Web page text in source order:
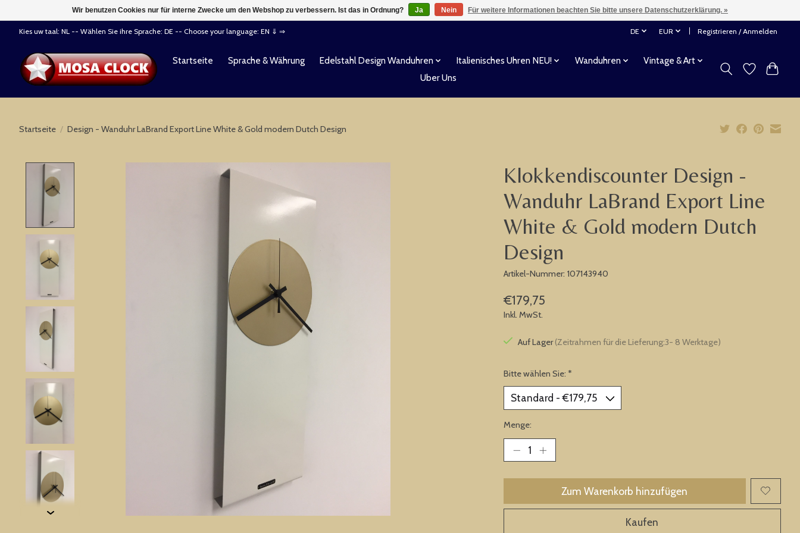
Kies uw taal: NL -- Wählen Sie ihre Sprache: DE -- Choose your language: EN ⇓ ⇒ DE EUR Registrieren / Anmelden
Startseite Sprache & Währung Edelstahl Design Wanduhren Italienisches Uhren NEU! Wanduhren
Vintage & Art
Uber Uns
Startseite / Design - Wanduhr LaBrand Export Line White & Gold modern Dutch Design
Klokkendiscounter Design -
Wanduhr LaBrand Export Line
White & Gold modern Dutch
Design
Artikel-Nummer: 107143940
€179,75
Inkl. MwSt.
Auf Lager(Zeitrahmen für die Lieferung:3- 8 Werktage)
Bitte wählen Sie: *
Menge:
Zum Warenkorb hinzufügen
Kaufen
Wir benutzen Cookies nur für interne Zwecke um den Webshop zu verbessern. Ist das in Ordnung? Ja Nein Für weitere Informationen beachten Sie bitte unsere Datenschutzerklärung. »